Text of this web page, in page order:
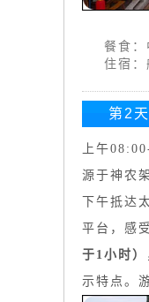
餐食：
住宿：
第2天
上午
源于神农
下午抵达
平台，感
于1小时）
示特点。